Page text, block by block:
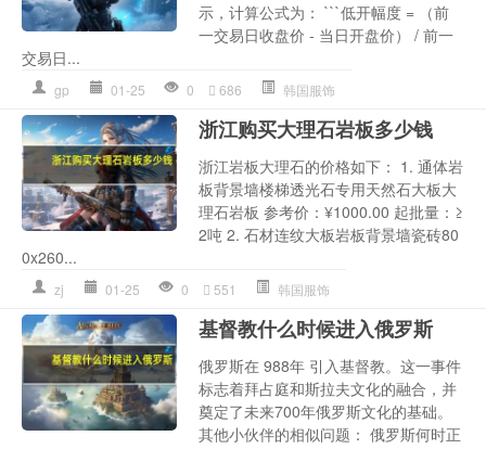
示，计算公式为： ```低开幅度 = （前
一交易日收盘价 - 当日开盘价） / 前一
交易日...
gp 01-25 0 686 韩国服饰
浙江购买大理石岩板多少钱
浙江岩板大理石的价格如下： 1. 通体岩
板背景墙楼梯透光石专用天然石大板大
理石岩板 参考价：¥1000.00 起批量：≥
2吨 2. 石材连纹大板岩板背景墙瓷砖80
0x260...
zj 01-25 0 551 韩国服饰
基督教什么时候进入俄罗斯
俄罗斯在 988年 引入基督教。这一事件
标志着拜占庭和斯拉夫文化的融合，并
奠定了未来700年俄罗斯文化的基础。
其他小伙伴的相似问题： 俄罗斯何时正